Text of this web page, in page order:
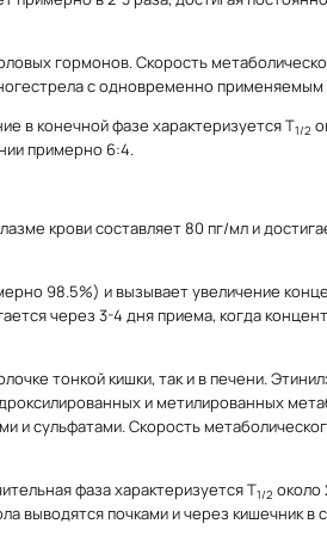
гормонов. Скорость
с одновременно
в конечной фазе характеризуется Т1/2
примерно 6:4.
крови составляет 80 пг/мл и
98.5%) и вызывает увеличение
через 3-4 дня приема, когда
тонкой кишки, так и в печени.
и метилированных
и сульфатами. Скорость
фаза характеризуется Т1/2 около
выводятся почками и через кишечник в